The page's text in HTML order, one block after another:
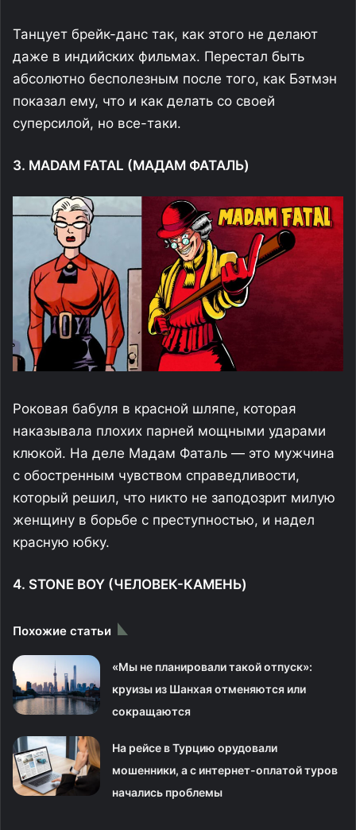
Танцует брейк-данс так, как этого не делают
даже в индийских фильмах. Перестал быть
абсолютно бесполезным после того, как Бэтмэн
показал ему, что и как делать со своей
суперсилой, но все-таки.
3. MADAM FATAL (МАДАМ ФАТАЛЬ)
Роковая бабуля в красной шляпе, которая
наказывала плохих парней мощными ударами
клюкой. На деле Мадам Фаталь — это мужчина
с обостренным чувством справедливости,
который решил, что никто не заподозрит милую
женщину в борьбе с преступностью, и надел
красную юбку.
4. STONE BOY (ЧЕЛОВЕК-КАМЕНЬ)
Похожие статьи
«Мы не планировали такой отпуск»:
круизы из Шанхая отменяются или
сокращаются
На рейсе в Турцию орудовали
мошенники, а с интернет-оплатой туров
начались проблемы